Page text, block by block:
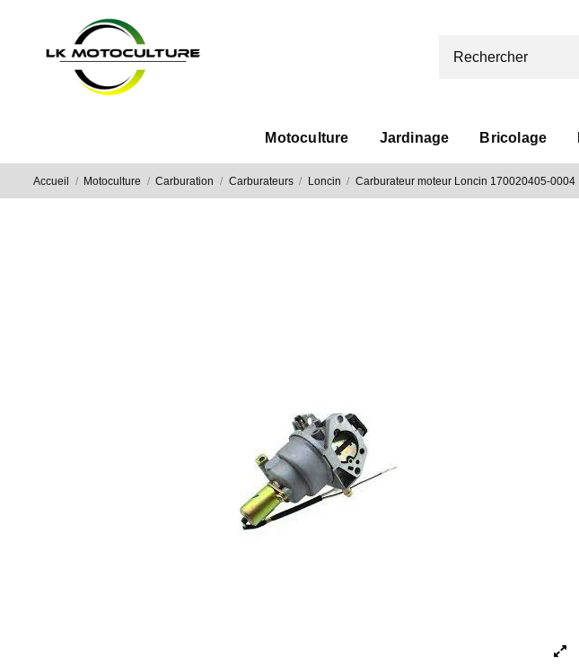
Motoculture Jardinage Bricolage
Accueil Motoculture Carburation Carburateurs Loncin Carburateur moteur Loncin 170020405-0004